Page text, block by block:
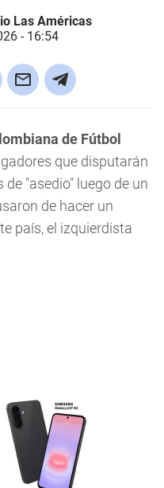
Las Américas
- 16:54
de Fútbol
que disputarán
"asedio" luego de un
de hacer un
país, el izquierdista